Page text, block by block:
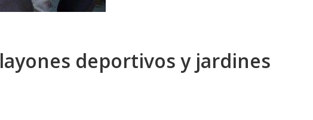
deportivos y jardines